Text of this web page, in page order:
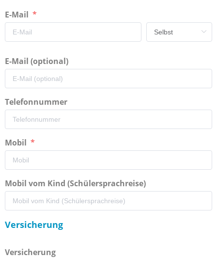
E-Mail
E-Mail (optional)
Telefonnummer
Mobil
Mobil vom Kind (Schülersprachreise)
Versicherung
Versicherung